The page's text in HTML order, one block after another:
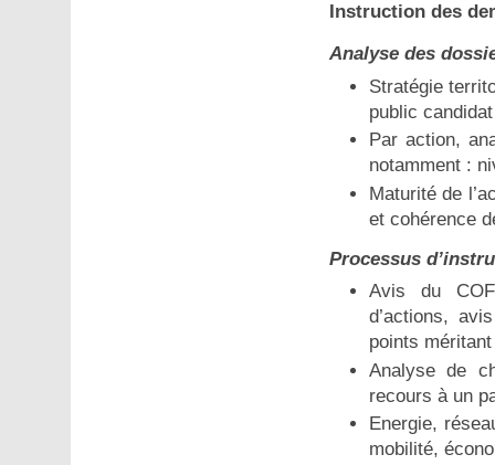
Instruction des
Analyse des
Stratégie
public
Par action,
notamment :
Maturité de
et cohérence
Processus
Avis du
d’actions,
points
Analyse de
recours à un
Energie,
mobilité,